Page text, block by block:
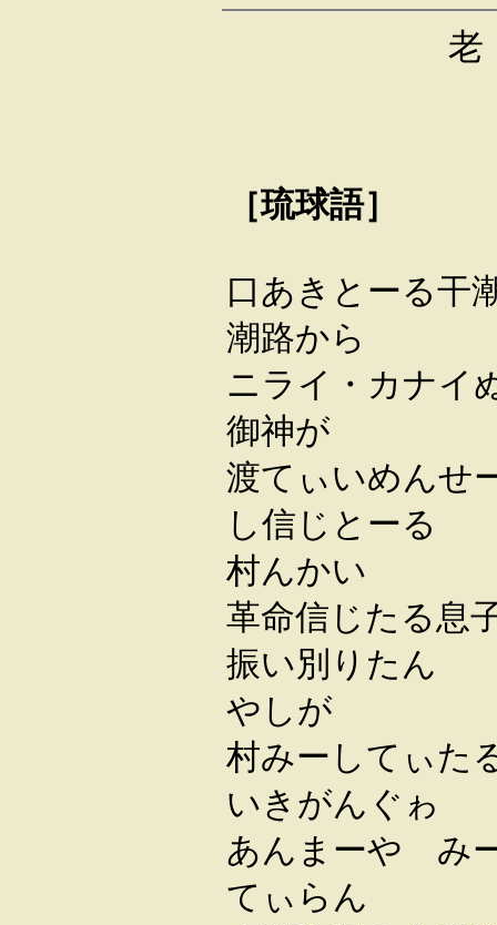
老 樹
［琉球語］
口あきとーる干
潮路から
ニライ・カナイ
御神が
渡てぃいめんせ
し信じとーる
村んかい
革命信じたる息
振い別りたん
やしが
村みーしてぃた
いきがんぐゎ
あんまーや み
てぃらん